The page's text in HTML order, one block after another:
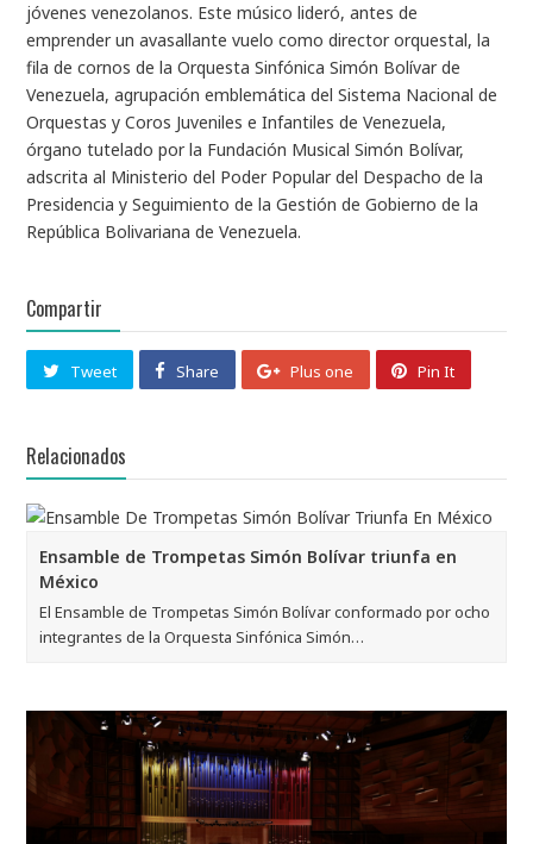
jóvenes venezolanos. Este músico lideró, antes de
emprender un avasallante vuelo como director orquestal, la
fila de cornos de la Orquesta Sinfónica Simón Bolívar de
Venezuela, agrupación emblemática del Sistema Nacional de
Orquestas y Coros Juveniles e Infantiles de Venezuela,
órgano tutelado por la Fundación Musical Simón Bolívar,
adscrita al Ministerio del Poder Popular del Despacho de la
Presidencia y Seguimiento de la Gestión de Gobierno de la
República Bolivariana de Venezuela.
Compartir
Tweet Share Plus one Pin It
Relacionados
Ensamble de Trompetas Simón Bolívar triunfa en
México
El Ensamble de Trompetas Simón Bolívar conformado por ocho
integrantes de la Orquesta Sinfónica Simón…